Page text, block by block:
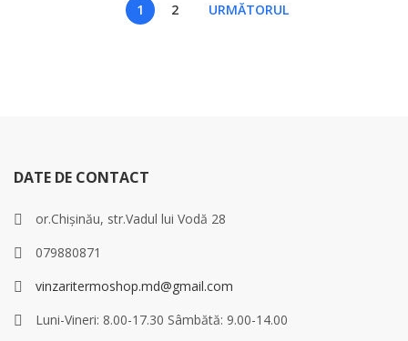
1 2 URMĂTORUL
DATE DE CONTACT
or.Chișinău, str.Vadul lui Vodă 28
079880871
vinzaritermoshop.md@gmail.com
Luni-Vineri: 8.00-17.30 Sâmbătă: 9.00-14.00